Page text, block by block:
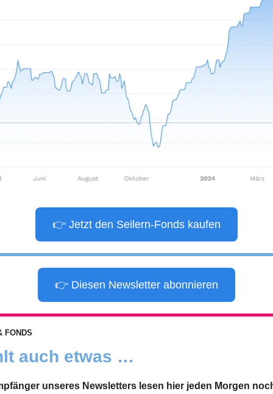
👉 Jetzt den Seilern-Fonds kaufen
👉 Diesen Newsletter abonnieren
FONDS
auch etwas …
unseres Newsletters lesen hier jeden Morgen